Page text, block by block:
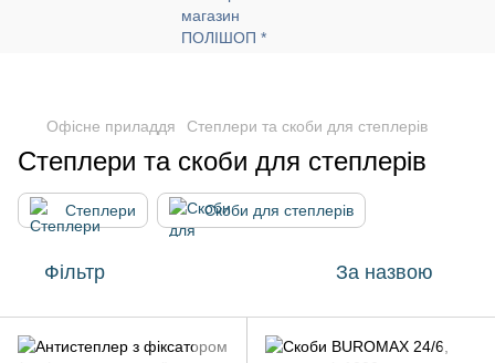
Офісне приладдя Степлери та скоби для степлерів
Степлери та скоби для степлерів
Степлери Скоби для степлерів
Фільтр За назвою